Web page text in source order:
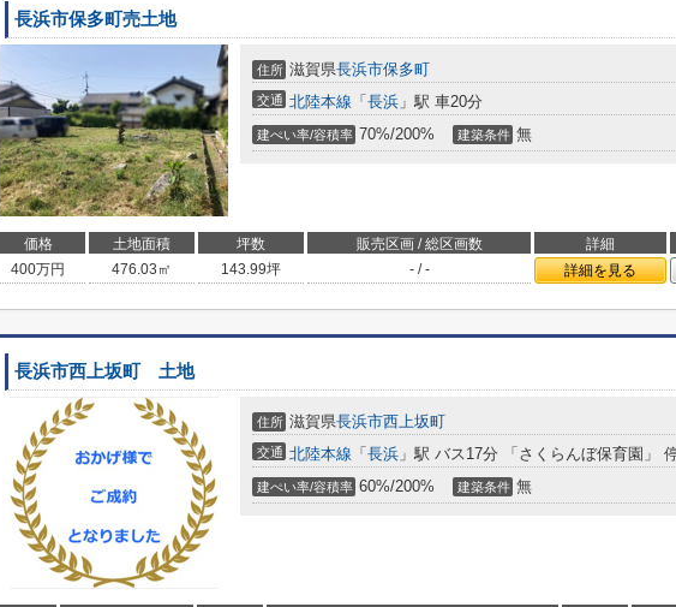
長浜市保多町売土地
住所 滋賀県長浜市保多町
交通 北陸本線 「 長浜 」駅 車20分
建ぺい率/容積率 70%/200% 建築条件 無
価格 土地面積 坪数 販売区画 / 総区画数 詳細
400万円 476.03㎡ 143.99坪 - / - 詳細を見る
長浜市西上坂町 土地
住所 滋賀県長浜市西上坂町
交通 北陸本線 「 長浜 」駅 バス17分 「さくらんぼ保育園」
建ぺい率/容積率 60%/200% 建築条件 無